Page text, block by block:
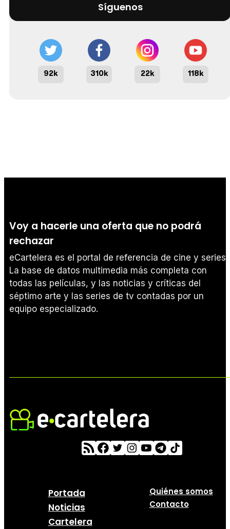
Síguenos
92k 310k 22k 118k
Voy a hacerle una oferta que no podrá
rechazar
eCartelera es el portal de referencia de cine y series.
La base de datos multimedia más completa con
todas las películas, y las noticias y críticas del
séptimo arte y las series de tv contadas por un
equipo especializado.
Portada
Noticias
Cartelera
Quiénes somos
Contacto